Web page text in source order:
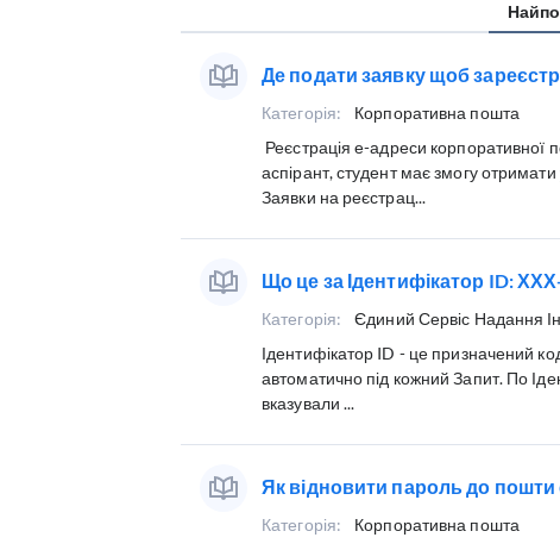
Де подати заявку щоб
Категорія:
Корпоративна пошта
Реєстрація е-адреси корпоративної
аспірант, студент має змогу
Заявки на реєстрац...
Що це за Ідентифікатор ID:
Категорія:
Єдиний Сервіс Надання
Ідентифікатор ID - це призначений
автоматично під кожний Запит. По
вказували ...
Як відновити пароль до пошти
Категорія:
Корпоративна пошта